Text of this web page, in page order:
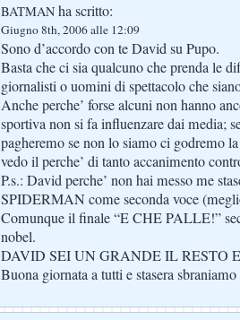
BATMAN ha scritto:
Giugno 8th, 2006 alle 12:09
Sono d’accordo con te David su Pupo.
Basta che ci sia qualcuno che prenda le
giornalisti o uomini di spettacolo che
Anche perche’ forse alcuni non hanno
sportiva non si fa influenzare dai media;
pagheremo se non lo siamo ci godremo
vedo il perche’ di tanto accanimento
P.s.: David perche’ non hai messo me
SPIDERMAN come seconda voce
Comunque il finale “E CHE PALLE!”
nobel.
DAVID SEI UN GRANDE IL RESTO
Buona giornata a tutti e stasera